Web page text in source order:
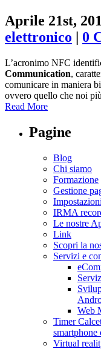
Aprile 21st,
elettronico | 0
L’acronimo NFC
Communication,
comunicare in maniera
ovvero quello che noi
Read More
Pagine
Blog
Chi siamo
Formazione
Gestione
IRMA
Le nostre
Link
Scopri la
Servizi e
Web
Timer
smartphone
Virtual